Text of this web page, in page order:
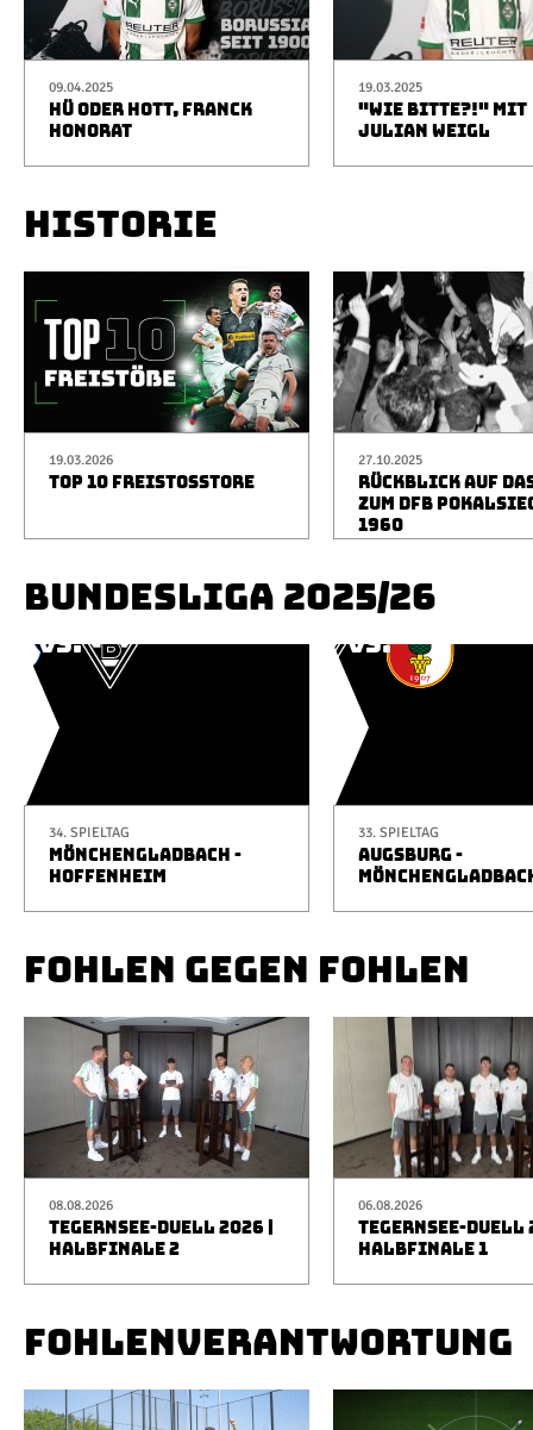
09.04.2025
HÜ ODER HOTT, FRANCK
HONORAT
19.03.2025
"WIE BITTE?!" MIT
JULIAN WEIGL
HISTORIE
19.03.2026
TOP 10 FREISTOSSTORE
27.10.2025
RÜCKBLICK AUF
ZUM DFB
1960
BUNDESLIGA 2025/26
34. SPIELTAG
MÖNCHENGLADBACH -
HOFFENHEIM
33. SPIELTAG
AUGSBURG -
FOHLEN GEGEN FOHLEN
08.08.2026
TEGERNSEE-DUELL 2026 |
HALBFINALE 2
06.08.2026
TEGERNSEE-DUELL
HALBFINALE 1
FOHLENVERANTWORTUNG